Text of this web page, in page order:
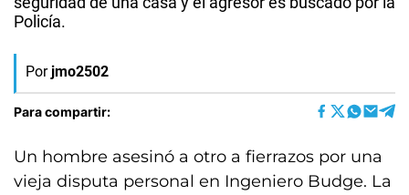
Policía.
Por jmo2502
Para compartir:
Un hombre asesinó a otro a fierrazos por una
vieja disputa personal en Ingeniero Budge. La